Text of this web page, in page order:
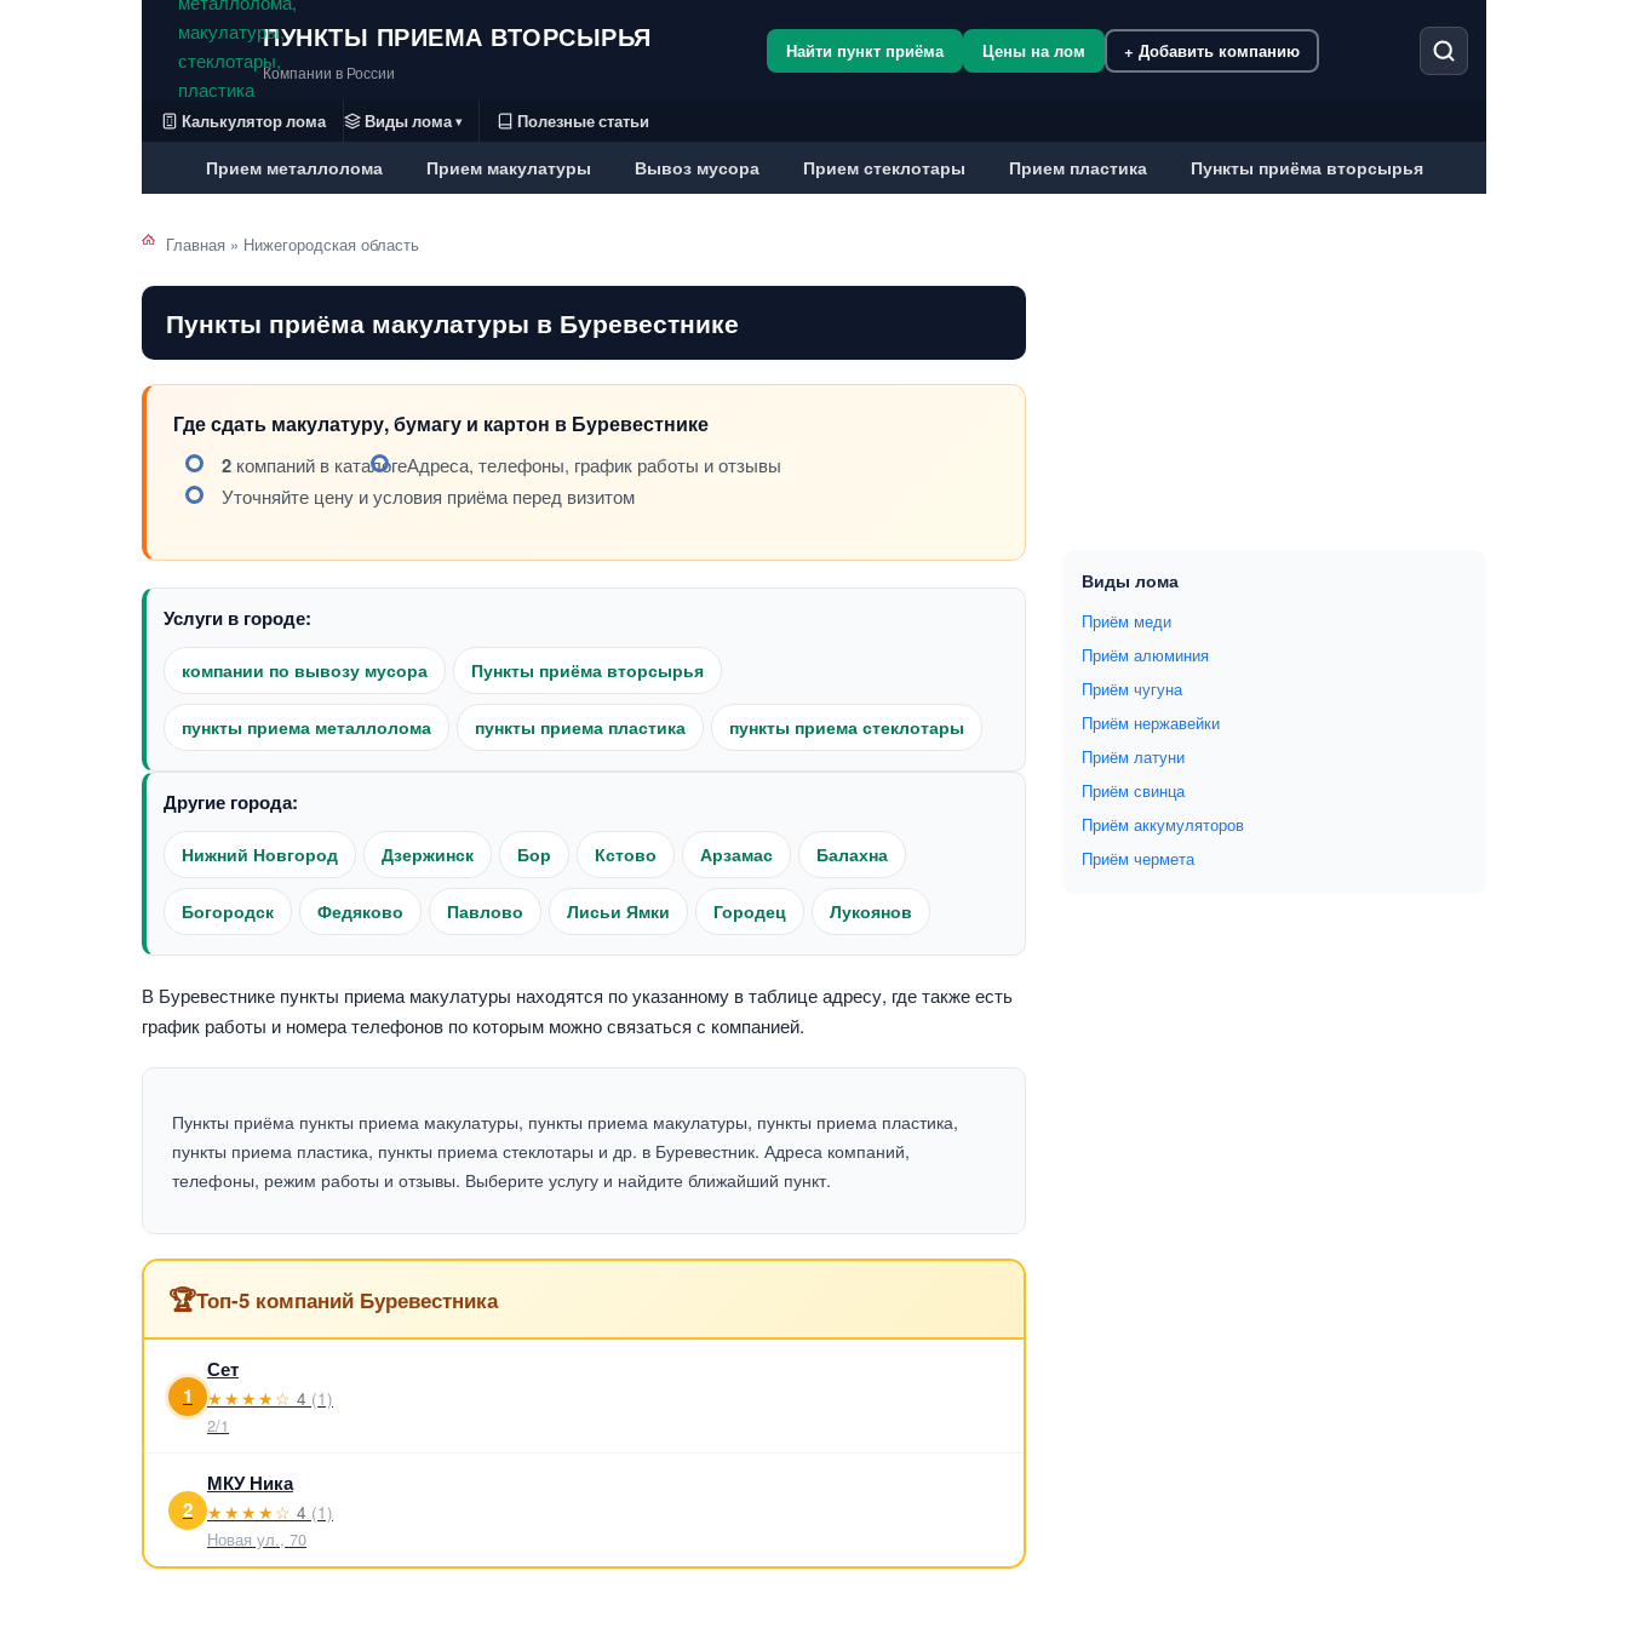
ПУНКТЫ ПРИЕМА ВТОРСЫРЬЯ
Компании в России
Найти пункт приёма Цены на лом + Добавить компанию
Калькулятор лома Виды лома ▾ Полезные статьи
Прием металлолома Прием макулатуры Вывоз мусора Прием стеклотары Прием пластика Пункты приёма вторсырья
Главная » Нижегородская область
Пункты приёма макулатуры в Буревестнике
Где сдать макулатуру, бумагу и картон в Буревестнике
2 компаний в каталогеАдреса, телефоны, график работы и отзывы
Уточняйте цену и условия приёма перед визитом
Услуги в городе:
компании по вывозу мусора Пункты приёма вторсырья
пункты приема металлолома пункты приема пластика пункты приема стеклотары
Другие города:
Нижний Новгород Дзержинск Бор Кстово Арзамас Балахна
Богородск Федяково Павлово Лисьи Ямки Городец Лукоянов
В Буревестнике пункты приема макулатуры находятся по указанному в таблице адресу, где также есть
график работы и номера телефонов по которым можно связаться с компанией.
Пункты приёма пункты приема макулатуры, пункты приема макулатуры, пункты приема пластика,
пункты приема пластика, пункты приема стеклотары и др. в Буревестник. Адреса компаний,
телефоны, режим работы и отзывы. Выберите услугу и найдите ближайший пункт.
🏆Топ-5 компаний Буревестника
1
Сет
★★★★☆ 4 (1)
2/1
2
МКУ Ника
★★★★☆ 4 (1)
Новая ул., 70
Виды лома
Приём меди
Приём алюминия
Приём чугуна
Приём нержавейки
Приём латуни
Приём свинца
Приём аккумуляторов
Приём чермета